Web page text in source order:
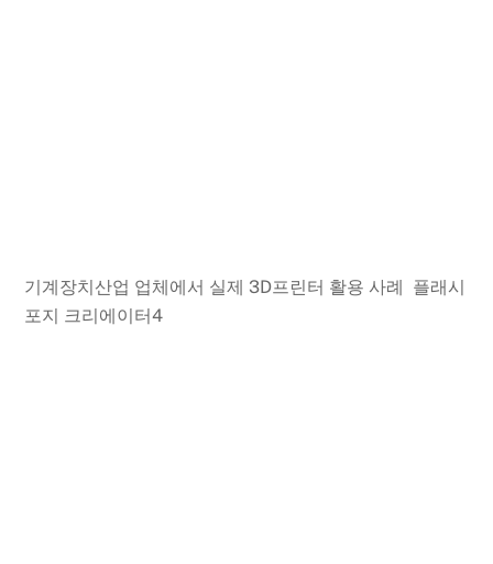
기계장치산업 업체에서 실제 3D프린터 활용 사례 플래시
포지 크리에이터4